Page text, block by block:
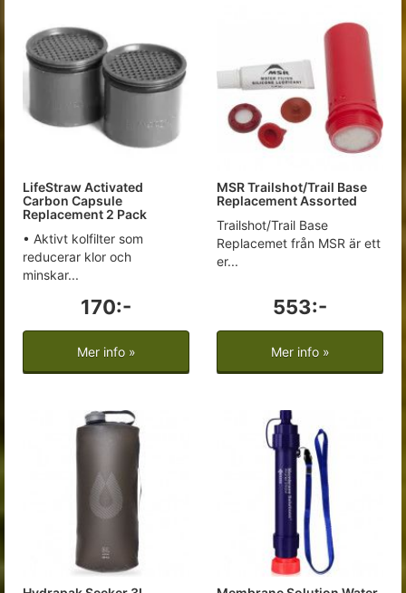
LifeStraw Activated
Carbon Capsule
Replacement 2 Pack
• Aktivt kolfilter som
reducerar klor och
minskar...
170:-
Mer info »
MSR Trailshot/Trail Base
Replacement Assorted
Trailshot/Trail Base
Replacemet från MSR är ett
er...
553:-
Mer info »